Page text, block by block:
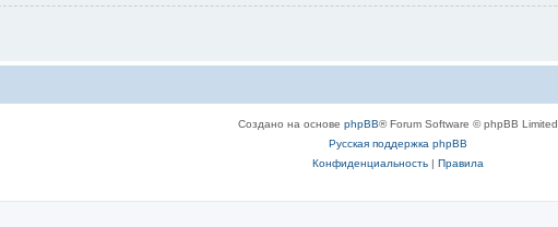
Создано на основе phpBB® Forum Software © phpBB Limited
Русская поддержка phpBB
Конфиденциальность| Правила